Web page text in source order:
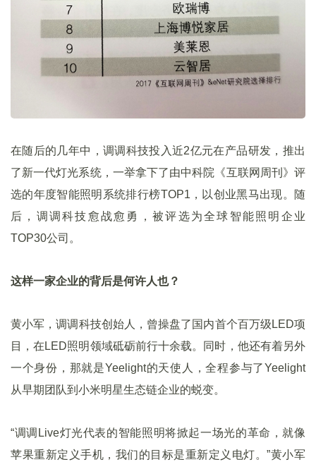
在随后的几年中，调调科技投入近2亿元在产品研发，推出
了新一代灯光系统，一举拿下了由中科院《互联网周刊》评
选的年度智能照明系统排行榜TOP1，以创业黑马出现。随
后，调调科技愈战愈勇，被评选为全球智能照明企业
TOP30公司。
这样一家企业的背后是何许人也？
黄小军，调调科技创始人，曾操盘了国内首个百万级LED项
目，在LED照明领域砥砺前行十余载。同时，他还有着另外
一个身份，那就是Yeelight的天使人，全程参与了Yeelight
从早期团队到小米明星生态链企业的蜕变。
“调调Live灯光代表的智能照明将掀起一场光的革命，就像
苹果重新定义手机，我们的目标是重新定义电灯。”黄小军